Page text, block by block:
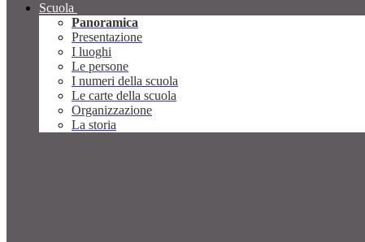
Scuola
Panoramica
Presentazione
I luoghi
Le persone
I numeri della scuola
Le carte della scuola
Organizzazione
La storia